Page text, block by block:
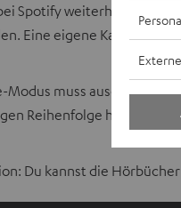
Spotify weiterhin –
Eine eigene Kategorie
muss
Reihenfolge hören. Für
Du kannst die